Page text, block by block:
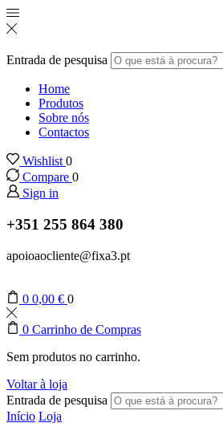
Entrada de pesquisa
Home
Produtos
Sobre nós
Contactos
Wishlist 0
Compare 0
Sign in
+351 255 864 380
apoioaocliente@fixa3.pt
0 0,00 € 0
0 Carrinho de Compras
Sem produtos no carrinho.
Voltar à loja
Entrada de pesquisa
Início Loja